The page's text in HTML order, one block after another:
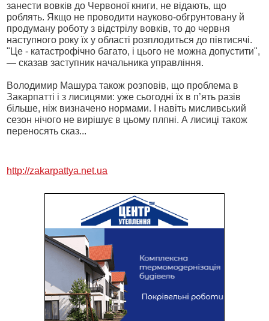
занести вовків до Червоної книги, не відають, що
роблять. Якщо не проводити науково-обгрунтовану й
продуману роботу з відстрілу вовків, то до червня
наступного року їх у області розплодиться до півтисячі.
"Це - катастрофічно багато, і цього не можна допустити",
— сказав заступник начальника управління.
Володимир Машура також розповів, що проблема в
Закарпатті і з лисицями: уже сьогодні їх в п’ять разів
більше, ніж визначено нормами. І навіть мисливський
сезон нічого не вирішує в цьому плпні. А лисиці також
переносять сказ...
http://zakarpattya.net.ua